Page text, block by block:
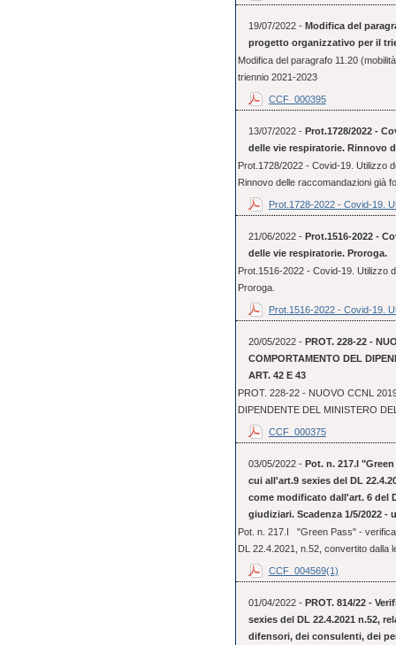
19/07/2022 - Modifica del
progetto organizzativo per il
Modifica del paragrafo 11.20
triennio 2021-2023
CCF_000395
13/07/2022 - Prot.1728/2022 -
delle vie respiratorie. Rinnovo
Prot.1728/2022 - Covid-19. Utilizzo
Rinnovo delle raccomandazioni già
Prot.1728-2022 - Covid-19.
21/06/2022 - Prot.1516-2022 -
delle vie respiratorie. Proroga.
Prot.1516-2022 - Covid-19. Utilizzo
Proroga.
Prot.1516-2022 - Covid-19.
20/05/2022 - PROT. 228-22 -
COMPORTAMENTO DEL
ART. 42 E 43
PROT. 228-22 - NUOVO CCNL
DIPENDENTE DEL MINISTERO
CCF_000375
03/05/2022 - Pot. n. 217.I
cui all'art.9 sexies del DL
come modificato dall'art. 6 del
giudiziari. Scadenza 1/5/2022 -
Pot. n. 217.I "Green Pass" -
DL 22.4.2021, n.52, convertito dalla
CCF_004569(1)
01/04/2022 - PROT. 814/22 -
sexies del DL 22.4.2021 n.52,
difensori, dei consulenti, dei